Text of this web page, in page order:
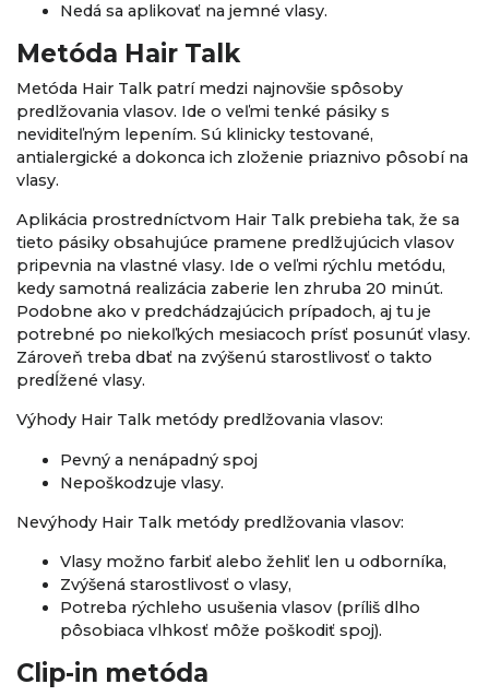
Nedá sa aplikovať na jemné vlasy.
Metóda Hair Talk
Metóda Hair Talk patrí medzi najnovšie spôsoby
predlžovania vlasov. Ide o veľmi tenké pásiky s
neviditeľným lepením. Sú klinicky testované,
antialergické a dokonca ich zloženie priaznivo pôsobí na
vlasy.
Aplikácia prostredníctvom Hair Talk prebieha tak, že sa
tieto pásiky obsahujúce pramene predlžujúcich vlasov
pripevnia na vlastné vlasy. Ide o veľmi rýchlu metódu,
kedy samotná realizácia zaberie len zhruba 20 minút.
Podobne ako v predchádzajúcich prípadoch, aj tu je
potrebné po niekoľkých mesiacoch prísť posunúť vlasy.
Zároveň treba dbať na zvýšenú starostlivosť o takto
predĺžené vlasy.
Výhody Hair Talk metódy predlžovania vlasov:
Pevný a nenápadný spoj
Nepoškodzuje vlasy.
Nevýhody Hair Talk metódy predlžovania vlasov:
Vlasy možno farbiť alebo žehliť len u odborníka,
Zvýšená starostlivosť o vlasy,
Potreba rýchleho usušenia vlasov (príliš dlho
pôsobiaca vlhkosť môže poškodiť spoj).
Clip-in metóda